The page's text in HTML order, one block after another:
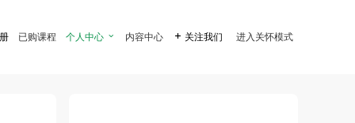
已购课程 个人中心  内容中心  关注我们 进入关怀模式